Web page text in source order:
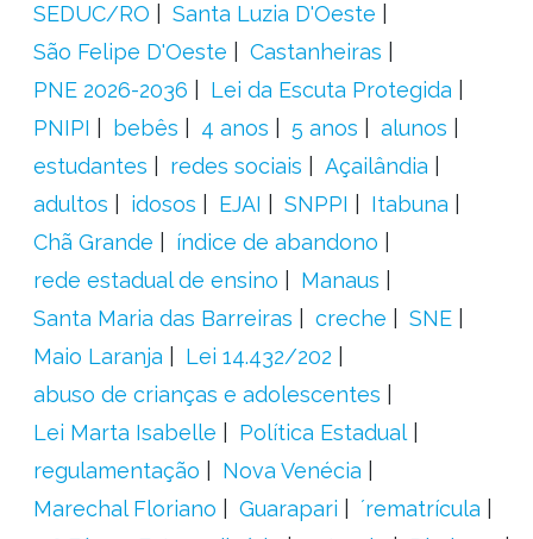
SEDUC/RO
Santa Luzia D'Oeste
São Felipe D'Oeste
Castanheiras
PNE 2026-2036
Lei da Escuta Protegida
PNIPI
bebês 4 anos 5 anos
alunos
estudantes
redes sociais
Açailândia
adultos
idosos EJAI SNPPI
Itabuna
Chã Grande
índice de abandono
rede estadual de ensino
Manaus
Santa Maria das Barreiras
creche
SNE
Maio Laranja
Lei 14.432/202
abuso de crianças e adolescentes
Lei Marta Isabelle
Política Estadual
regulamentação
Nova Venécia
Marechal Floriano
Guarapari
´rematrícula